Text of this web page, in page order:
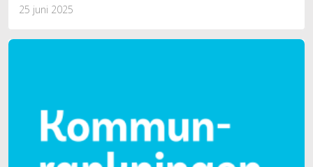
25 juni 2025